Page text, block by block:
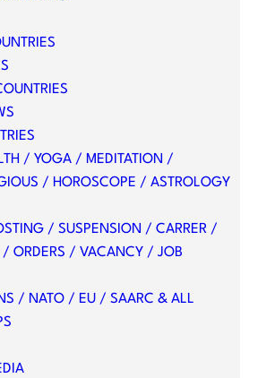
/ YOGA / MEDITATION /
/ HOROSCOPE / ASTROLOGY
/ SUSPENSION / CARRER /
/ ORDERS / VACANCY / JOB
/ NATO / EU / SAARC & ALL